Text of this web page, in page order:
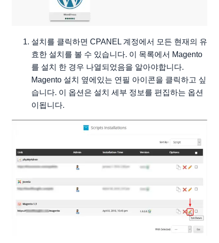
설치를 클릭하면 CPANEL 계정에서 모든 현재의 유
효한 설치를 볼 수 있습니다. 이 목록에서 Magento
를 설치 한 경우 나열되었음을 알아야합니다.
Magento 설치 옆에있는 연필 아이콘을 클릭하고 싶
습니다. 이 옵션은 설치 세부 정보를 편집하는 옵션
이됩니다.